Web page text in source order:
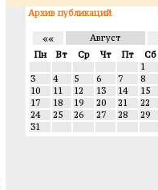
Архив публикаций
«« Август
Пн Вт Ср Чт Пт Сб
1
3
4 5 6 7 8
10
11 12 13 14 15
17
18 19 20 21 22
24
25 26 27 28 29
31